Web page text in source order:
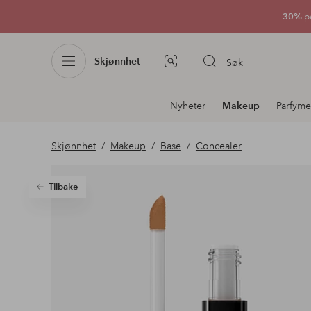
30%
Skjønnhet Bildesøk Søk
Avdelingsnavigering
Nyheter Makeup
Skjønnhet Makeup Base Concealer
Tilbake